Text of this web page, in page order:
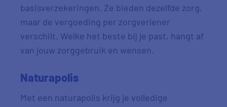
basisverzekeringen. Ze bieden dezelfde zorg,
maar de vergoeding per zorgverlener
verschilt. Welke het beste bij je past, hangt af
van jouw zorggebruik en wensen.
Naturapolis
Met een naturapolis krijg je volledige